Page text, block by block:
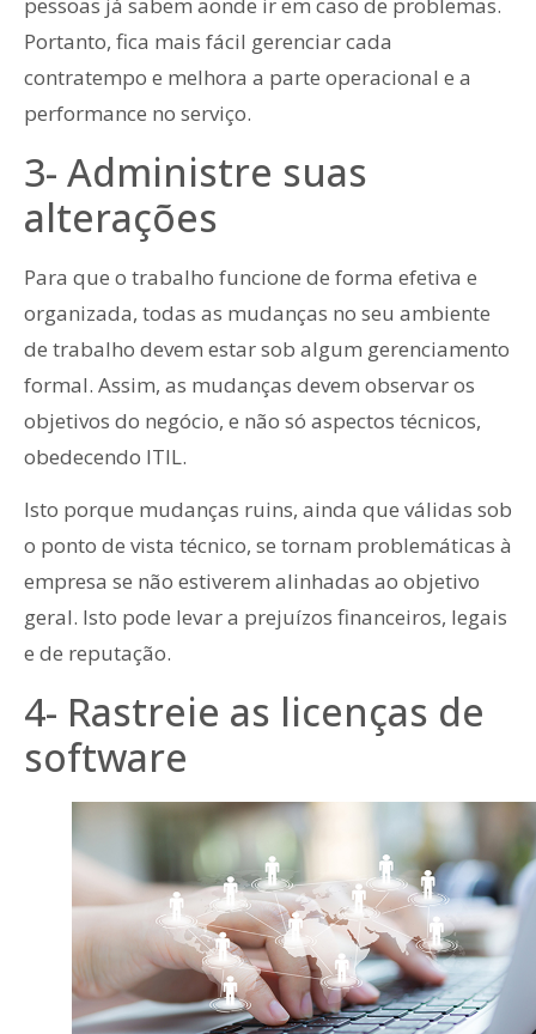
pessoas já sabem aonde ir em caso de problemas.
Portanto, fica mais fácil gerenciar cada
contratempo e melhora a parte operacional e a
performance no serviço.
3- Administre suas
alterações
Para que o trabalho funcione de forma efetiva e
organizada, todas as mudanças no seu ambiente
de trabalho devem estar sob algum gerenciamento
formal. Assim, as mudanças devem observar os
objetivos do negócio, e não só aspectos técnicos,
obedecendo ITIL.
Isto porque mudanças ruins, ainda que válidas sob
o ponto de vista técnico, se tornam problemáticas à
empresa se não estiverem alinhadas ao objetivo
geral. Isto pode levar a prejuízos financeiros, legais
e de reputação.
4- Rastreie as licenças de
software